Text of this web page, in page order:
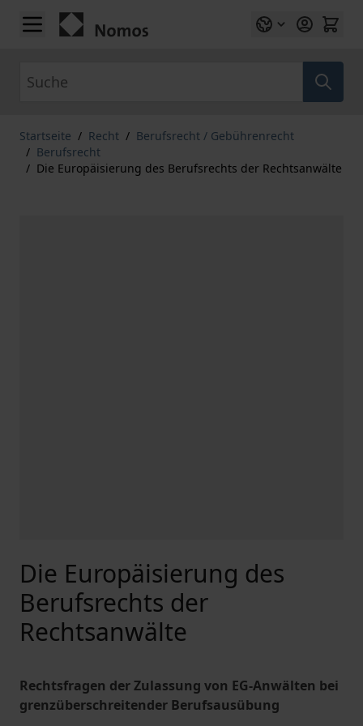
Zum Inhalt springen
Startseite / Recht / Berufsrecht / Gebührenrecht
/ Berufsrecht
/ Die Europäisierung des Berufsrechts der Rechtsanwälte
Die Europäisierung des
Berufsrechts der
Rechtsanwälte
Rechtsfragen der Zulassung von EG-Anwälten bei
grenzüberschreitender Berufsausübung